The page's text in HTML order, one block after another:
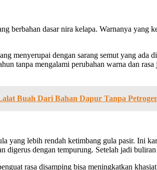
berbahan dasar nira kelapa. Warnanya
menyerupai dengan sarang semut yang
tanpa mengalami perubahan warna dan
Buah Dari Bahan Dapur Tanpa
yang lebih rendah ketimbang gula pasir. Ini
digerus dengan tempurung. Setelah jadi
rasa disamping bisa meningkatkan